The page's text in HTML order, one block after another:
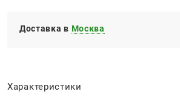
Доставка в Москва
Характеристики